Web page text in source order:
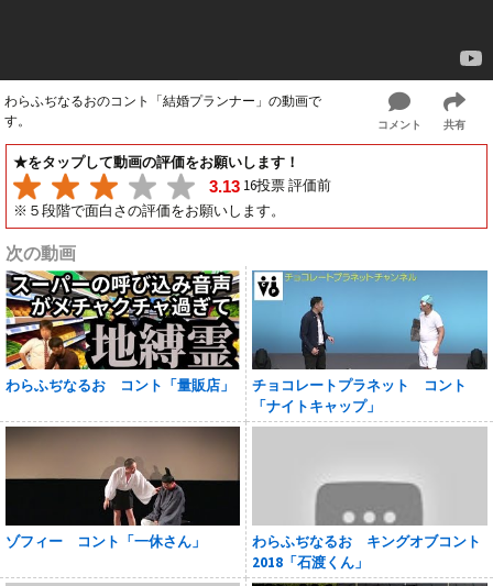
わらふぢなるおのコント「結婚プランナー」の動画で
す。
コメント 共有
★をタップして動画の評価をお願いします！
3.13 16投票 評価前
※５段階で面白さの評価をお願いします。
次の動画
わらふぢなるお コント「量販店」
チョコレートプラネット コント
「ナイトキャップ」
ゾフィー コント「一休さん」
わらふぢなるお キングオブコント
2018「石渡くん」